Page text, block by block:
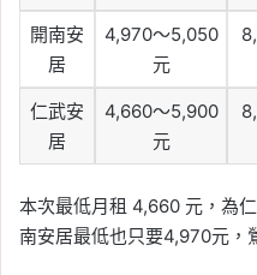
開南安
居
4,970～5,050
元
仁武安
居
4,660～5,900
元
本次最低月租 4,660 元，為
南安居最低也只要4,970元，